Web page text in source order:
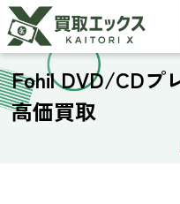
Fohil DVD/CDプ
高価買取